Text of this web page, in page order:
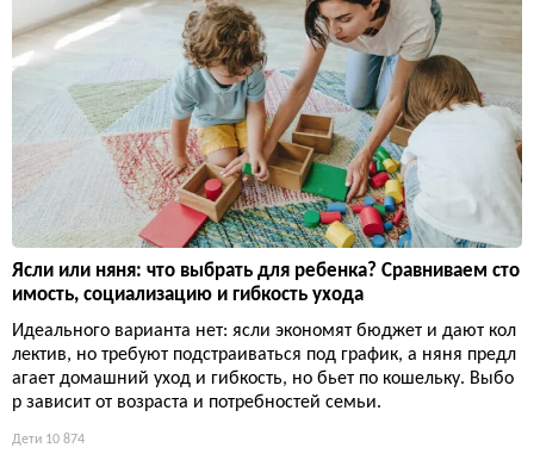
Ясли или няня: что выбрать для ребенка? Сравниваем сто
имость, социализацию и гибкость ухода
Идеального варианта нет: ясли экономят бюджет и дают кол
лектив, но требуют подстраиваться под график, а няня предл
агает домашний уход и гибкость, но бьет по кошельку. Выбо
р зависит от возраста и потребностей семьи.
Дети 10 874